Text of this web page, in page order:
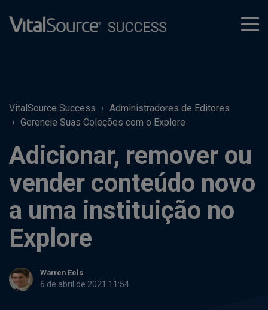
VitalSource Success
Administradores de Editores
Gerencie Suas Coleções com o Explore
Adicionar, remover ou
vender conteúdo novo
a uma instituição no
Explore
Warren Eels
6 de abril de 2021 11:54